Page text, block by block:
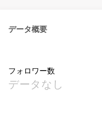
データ概要
フォロワー数
データなし